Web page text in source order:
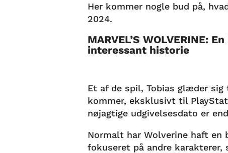
Her kommer nogle bud på,
2024.
MARVEL’S WOLVERINE:
interessant historie
Et af de spil, Tobias glæder sig
kommer, eksklusivt til
nøjagtige udgivelsesdato er
Normalt har Wolverine haft
fokuseret på andre karakterer,